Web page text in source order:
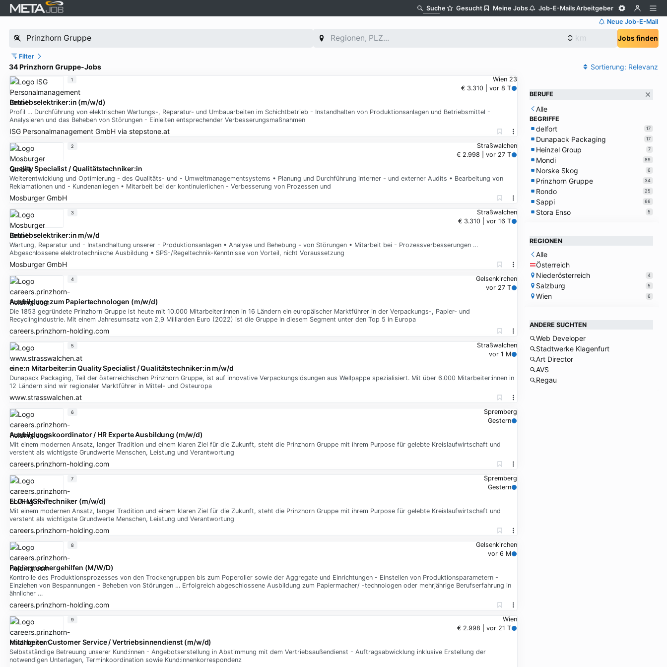
Suche Gesucht Meine Jobs Job-E-MailsArbeitgeber
Neue Job-E-Mail
Jobs finden
Filter
34 Prinzhorn Gruppe-Jobs Sortierung: Relevanz
Wien 23
€ 3.310 | vor 8 T
Betriebselektriker:in (m/w/d)
Profil … Durchführung von elektrischen Wartungs-, Reparatur- und Umbauarbeiten im Schichtbetrieb - Instandhalten von Produktionsanlagen und Betriebsmittel -
Analysieren und das Beheben von Störungen - Einleiten entsprechender Verbesserungsmaßnahmen
ISG Personalmanagement GmbHvia stepstone.at
1
Straßwalchen
€ 2.998 | vor 27 T
Quality Specialist / Qualitätstechniker:in
Weiterentwicklung und Optimierung - des Qualitäts- und - Umweltmanagementsystems • Planung und Durchführung interner - und externer Audits • Bearbeitung von
Reklamationen und - Kundenanliegen • Mitarbeit bei der kontinuierlichen - Verbesserung von Prozessen und
Mosburger GmbH
2
Straßwalchen
€ 3.310 | vor 16 T
Betriebselektriker:in m/w/d
Wartung, Reparatur und - Instandhaltung unserer - Produktionsanlagen • Analyse und Behebung - von Störungen • Mitarbeit bei - Prozessverbesserungen …
Abgeschlossene elektrotechnische Ausbildung • SPS-/Regeltechnik-Kenntnisse von Vorteil, nicht Voraussetzung
Mosburger GmbH
3
Gelsenkirchen
vor 27 T
Ausbildung zum Papiertechnologen (m/w/d)
Die 1853 gegründete Prinzhorn Gruppe ist heute mit 10.000 Mitarbeiter:innen in 16 Ländern ein europäischer Marktführer in der Verpackungs-, Papier- und
Recyclingindustrie. Mit einem Jahresumsatz von 2,9 Milliarden Euro (2022) ist die Gruppe in diesem Segment unter den Top 5 in Europa
careers.prinzhorn-holding.com
4
Straßwalchen
vor 1 M
eine:n Mitarbeiter:in Quality Specialist / Qualitätstechniker:in m/w/d
Dunapack Packaging, Teil der österreichischen Prinzhorn Gruppe, ist auf innovative Verpackungslösungen aus Wellpappe spezialisiert. Mit über 6.000 Mitarbeiter:innen in
12 Ländern sind wir regionaler Marktführer in Mittel- und Osteuropa
www.strasswalchen.at
5
Spremberg
Gestern
Ausbildungskoordinator / HR Experte Ausbildung (m/w/d)
Mit einem modernen Ansatz, langer Tradition und einem klaren Ziel für die Zukunft, steht die Prinzhorn Gruppe mit ihrem Purpose für gelebte Kreislaufwirtschaft und
versteht als wichtigste Grundwerte Menschen, Leistung und Verantwortung
careers.prinzhorn-holding.com
6
Spremberg
Gestern
ELO-MSR-Techniker (m/w/d)
Mit einem modernen Ansatz, langer Tradition und einem klaren Ziel für die Zukunft, steht die Prinzhorn Gruppe mit ihrem Purpose für gelebte Kreislaufwirtschaft und
versteht als wichtigste Grundwerte Menschen, Leistung und Verantwortung
careers.prinzhorn-holding.com
7
Gelsenkirchen
vor 6 M
Papiermachergehilfen (M/W/D)
Kontrolle des Produktionsprozesses von den Trockengruppen bis zum Poperoller sowie der Aggregate und Einrichtungen - Einstellen von Produktionsparametern -
Einziehen von Bespannungen - Beheben von Störungen … Erfolgreich abgeschlossene Ausbildung zum Papiermacher/ -technologen oder mehrjährige Berufserfahrung in
ähnlicher …
careers.prinzhorn-holding.com
8
Wien
€ 2.998 | vor 21 T
Mitarbeiter Customer Service / Vertriebsinnendienst (m/w/d)
Selbstständige Betreuung unserer Kund:innen - Angebotserstellung in Abstimmung mit dem Vertriebsaußendienst - Auftragsabwicklung inklusive Erstellung der
notwendigen Unterlagen, Terminkoordination sowie Kund:innenkorrespondenz
9
BERUFE
Alle
BEGRIFFE
delfort 17
Dunapack Packaging 17
Heinzel Group 7
Mondi 89
Norske Skog 6
Prinzhorn Gruppe 34
Rondo 25
Sappi 66
Stora Enso 5
REGIONEN
Alle
Österreich
Niederösterreich
4
Salzburg 5
Wien 6
ANDERE SUCHTEN
Web Developer
Stadtwerke Klagenfurt
Art Director
AVS
Regau